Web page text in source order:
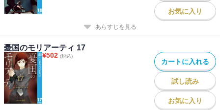
お気に入り
あらすじを見る
憂国のモリアーティ 17
¥502 (税込)
カートに入れる
試し読み
お気に入り